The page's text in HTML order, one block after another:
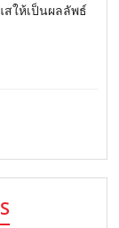
สให้เป็นผลลัพธ์